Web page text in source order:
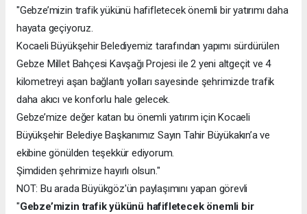
"Gebze’mizin trafik yükünü hafifletecek önemli bir yatırımı daha
hayata geçiyoruz.
Kocaeli Büyükşehir Belediyemiz tarafından yapımı sürdürülen
Gebze Millet Bahçesi Kavşağı Projesi ile 2 yeni altgeçit ve 4
kilometreyi aşan bağlantı yolları sayesinde şehrimizde trafik
daha akıcı ve konforlu hale gelecek.
Gebze’mize değer katan bu önemli yatırım için Kocaeli
Büyükşehir Belediye Başkanımız Sayın Tahir Büyükakın’a ve
ekibine gönülden teşekkür ediyorum.
Şimdiden şehrimize hayırlı olsun."
NOT: Bu arada Büyükgöz'ün paylaşımını yapan görevli
"Gebze’mizin trafik yükünü hafifletecek önemli bir